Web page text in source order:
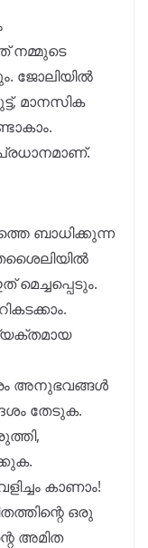
നമ്മുടെ
ജോലിയിൽ
മാനസിക
ബാധിക്കുന്ന
മെച്ചപ്പെടും.
അനുഭവങ്ങൾ
തേടുക.
കാണാം!
ഒരു
അമിത